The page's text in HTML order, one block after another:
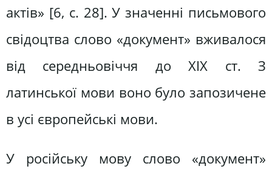
актів» [6, с. 28]. У значенні письмового
свідоцтва слово «документ» вживалося
від середньовіччя до ХІХ ст. З
латинської мови воно було запозичене
в усі європейські мови.
У російську мову слово «документ»